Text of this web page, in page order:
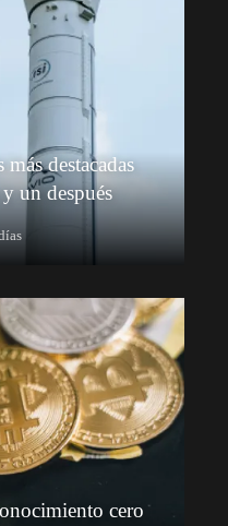
destacadas
un después
cero